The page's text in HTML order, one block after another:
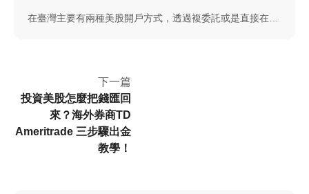
在臺灣主要有兩種美股開戶方式，透過複委託或是直接在美
下一篇
投資美股怎麼把錢匯回
來？海外券商TD
Ameritrade 三步驟出金
教學！